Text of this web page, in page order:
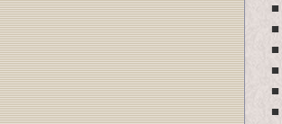
■
■
■
■
■
■